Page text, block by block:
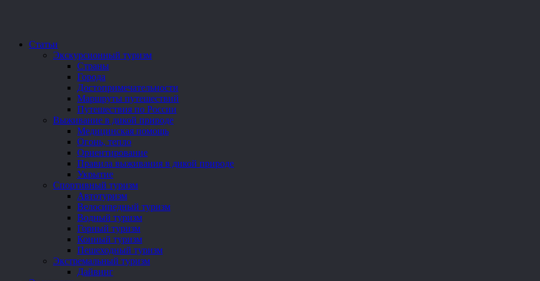
Статьи
Экскурсионный туризм
Страны
Города
Достопримечательности
Маршруты путешествий
Путешествия по России
Выживание в дикой природе
Медицинская помощь
Огонь, тепло
Ориентирование
Правила выживания в дикой природе
Укрытие
Спортивный туризм
Автотуризм
Велосипедный туризм
Водный туризм
Горный туризм
Конный туризм
Пешеходный туризм
Экстремальный туризм
Дайвинг